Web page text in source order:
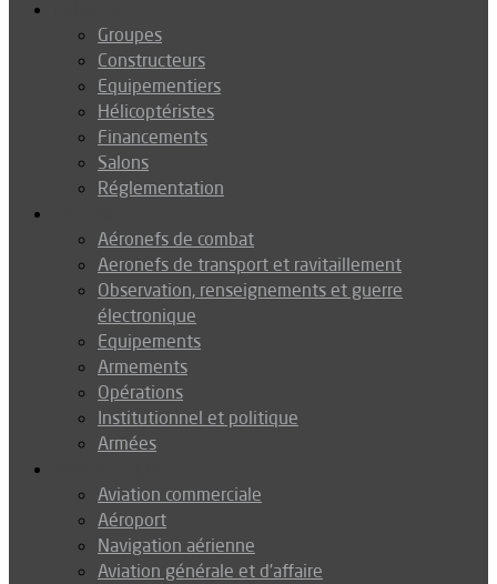
Groupes
Constructeurs
Equipementiers
Hélicoptéristes
Financements
Salons
Réglementation
Aéronefs de combat
Aeronefs de transport et ravitaillement
Observation, renseignements et guerre
électronique
Equipements
Armements
Opérations
Institutionnel et politique
Armées
Aviation commerciale
Aéroport
Navigation aérienne
Aviation générale et d’affaire